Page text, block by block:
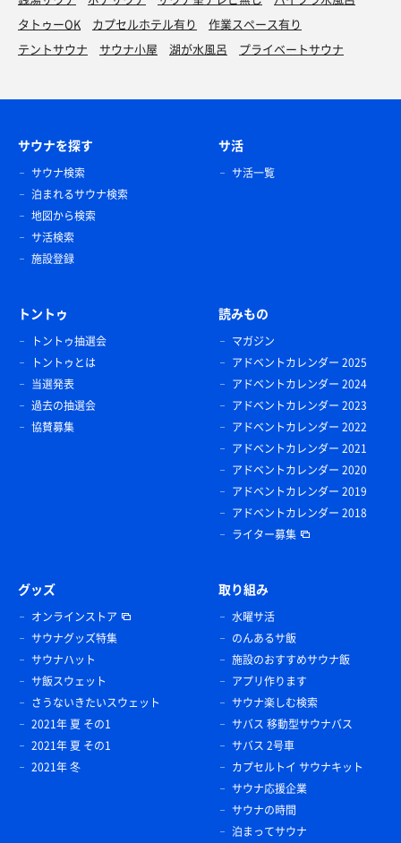
タトゥーOK
カプセルホテル有り
作業スペース有り
テントサウナ
サウナ小屋 湖が水風呂 プライベートサウナ
サウナを探す
サウナ検索
泊まれるサウナ検索
地図から検索
サ活検索
施設登録
サ活
サ活一覧
トントゥ
トントゥ抽選会
トントゥとは
当選発表
過去の抽選会
協賛募集
読みもの
マガジン
アドベントカレンダー 2025
アドベントカレンダー 2024
アドベントカレンダー 2023
アドベントカレンダー 2022
アドベントカレンダー 2021
アドベントカレンダー 2020
アドベントカレンダー 2019
アドベントカレンダー 2018
ライター募集
グッズ
オンラインストア
サウナグッズ特集
サウナハット
サ飯スウェット
さうないきたいスウェット
2021年 夏 その1
2021年 夏 その1
2021年 冬
取り組み
水曜サ活
のんあるサ飯
施設のおすすめサウナ飯
アプリ作ります
サウナ楽しむ検索
サバス 移動型サウナバス
サバス 2号車
カプセルトイ サウナキット
サウナ応援企業
サウナの時間
泊まってサウナ